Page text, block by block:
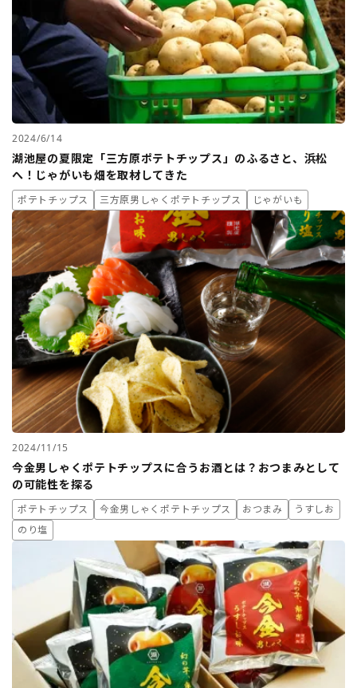
2024/6/14
湖池屋の夏限定「三方原ポテトチップス」のふるさと、浜松
へ！じゃがいも畑を取材してきた
ポテトチップス 三方原男しゃくポテトチップス じゃがいも
2024/11/15
今金男しゃくポテトチップスに合うお酒とは？おつまみとして
の可能性を探る
ポテトチップス 今金男しゃくポテトチップス おつまみ
うすしお
のり塩